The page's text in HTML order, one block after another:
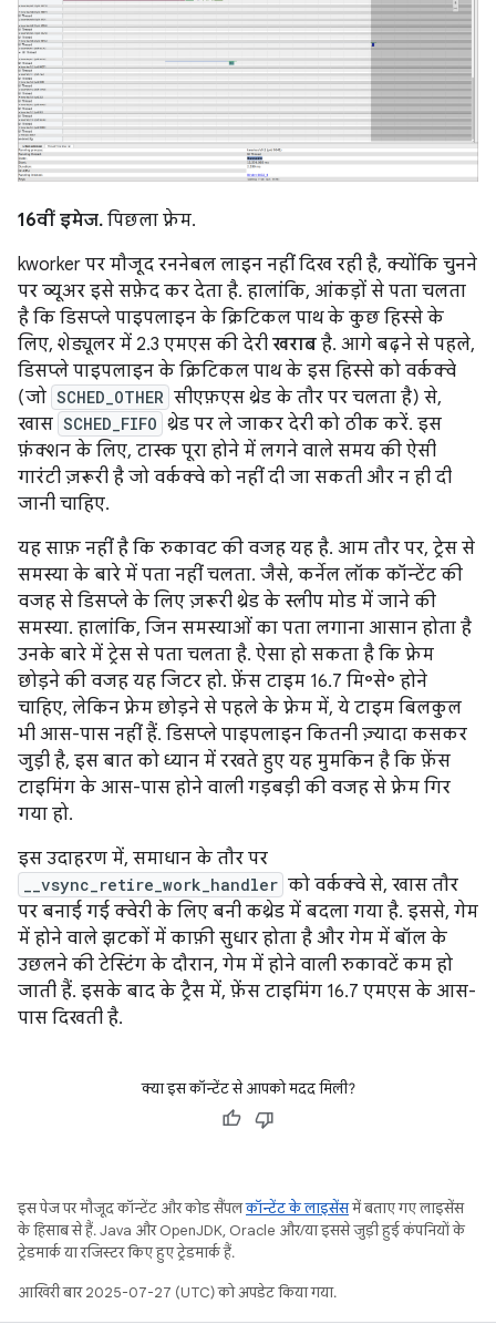
16वीं इमेज. पिछला फ़्रेम.
kworker पर मौजूद रननेबल लाइन नहीं दिख रही है, क्योंकि चुनने
पर व्यूअर इसे सफ़ेद कर देता है. हालांकि, आंकड़ों से पता चलता
है कि डिसप्ले पाइपलाइन के क्रिटिकल पाथ के कुछ हिस्से के
लिए, शेड्यूलर में 2.3 एमएस की देरी खराब है. आगे बढ़ने से पहले,
डिसप्ले पाइपलाइन के क्रिटिकल पाथ के इस हिस्से को वर्कक्वे
(जो SCHED_OTHER सीएफ़एस थ्रेड के तौर पर चलता है) से,
खास SCHED_FIFO थ्रेड पर ले जाकर देरी को ठीक करें. इस
फ़ंक्शन के लिए, टास्क पूरा होने में लगने वाले समय की ऐसी
गारंटी ज़रूरी है जो वर्कक्वे को नहीं दी जा सकती और न ही दी
जानी चाहिए.
यह साफ़ नहीं है कि रुकावट की वजह यह है. आम तौर पर, ट्रेस से
समस्या के बारे में पता नहीं चलता. जैसे, कर्नेल लॉक कॉन्टेंट की
वजह से डिसप्ले के लिए ज़रूरी थ्रेड के स्लीप मोड में जाने की
समस्या. हालांकि, जिन समस्याओं का पता लगाना आसान होता है
उनके बारे में ट्रेस से पता चलता है. ऐसा हो सकता है कि फ़्रेम
छोड़ने की वजह यह जिटर हो. फ़ेंस टाइम 16.7 मि॰से॰ होने
चाहिए, लेकिन फ़्रेम छोड़ने से पहले के फ़्रेम में, ये टाइम बिलकुल
भी आस-पास नहीं हैं. डिसप्ले पाइपलाइन कितनी ज़्यादा कसकर
जुड़ी है, इस बात को ध्यान में रखते हुए यह मुमकिन है कि फ़ेंस
टाइमिंग के आस-पास होने वाली गड़बड़ी की वजह से फ़्रेम गिर
गया हो.
इस उदाहरण में, समाधान के तौर पर
__vsync_retire_work_handler को वर्कक्वे से, खास तौर
पर बनाई गई क्वेरी के लिए बनी कथ्रेड में बदला गया है. इससे, गेम
में होने वाले झटकों में काफ़ी सुधार होता है और गेम में बॉल के
उछलने की टेस्टिंग के दौरान, गेम में होने वाली रुकावटें कम हो
जाती हैं. इसके बाद के ट्रैस में, फ़ेंस टाइमिंग 16.7 एमएस के आस-
पास दिखती है.
क्या इस कॉन्टेंट से आपको मदद मिली?
इस पेज पर मौजूद कॉन्टेंट और कोड सैंपलकॉन्टेंट के लाइसेंसमें बताए गए लाइसेंस
के हिसाब से हैं. Java और OpenJDK, Oracle और/या इससे जुड़ी हुई कंपनियों के
ट्रेडमार्क या रजिस्टर किए हुए ट्रेडमार्क हैं.
आखिरी बार 2025-07-27 (UTC) को अपडेट किया गया.